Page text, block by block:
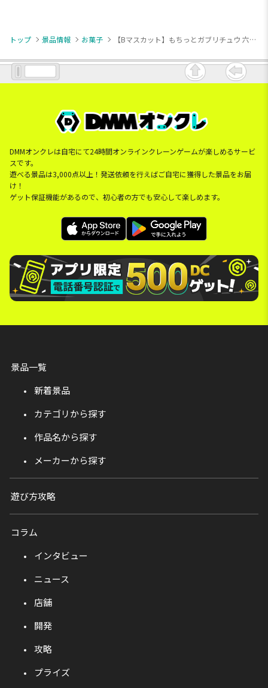
トップ 景品情報 お菓子 【Bマスカット】もちっとガブリチュウ 六角BOX(S) 2種
DMMオンクレは自宅にて24時間オンラインクレーンゲームが楽しめるサービ
スです。
遊べる景品は3,000点以上！発送依頼を行えばご自宅に獲得した景品をお届
け！
ゲット保証機能があるので、初心者の方でも安心して楽しめます。
景品一覧
新着景品
カテゴリから探す
作品名から探す
メーカーから探す
遊び方攻略
コラム
インタビュー
ニュース
店舗
開発
攻略
プライズ